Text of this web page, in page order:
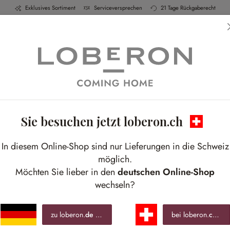
Exklusives Sortiment Serviceversprechen 21 Tage Rückgaberecht
Schlafen Bad
Sie besuchen jetzt loberon.ch
In diesem Online-Shop sind nur Lieferungen in die Schweiz
möglich.
Möchten Sie lieber in den deutschen Online-Shop
wechseln?
zu loberon.de bei loberon.ch